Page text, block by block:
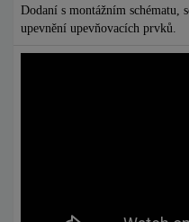
Dodaní s montážním schématu,
upevnění upevňovacích prvků.